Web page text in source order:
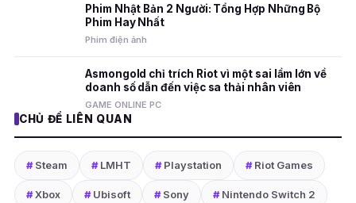
Phim Nhật Bản 2 Người: Tổng Hợp Những Bộ
Phim Hay Nhất
Phim điện ảnh
Asmongold chỉ trích Riot vì một sai lầm lớn về
doanh số dẫn đến việc sa thải nhân viên
GAME ONLINE PC
CHỦ ĐỀ LIÊN QUAN
#Steam #LMHT #Playstation #Riot Games
#Xbox #Ubisoft #Sony #Nintendo Switch 2